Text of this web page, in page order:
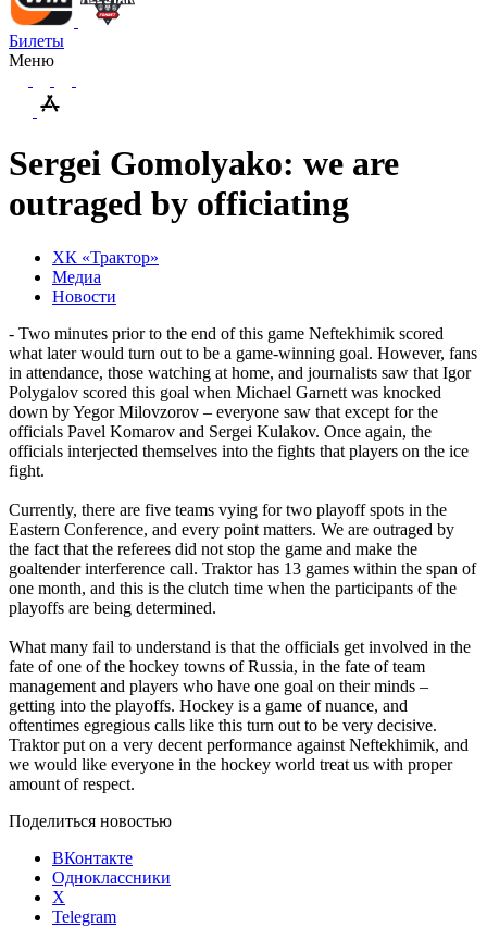
Билеты
Меню
Sergei Gomolyako: we are
outraged by officiating
ХК «Трактор»
Медиа
Новости
- Two minutes prior to the end of this game Neftekhimik scored
what later would turn out to be a game-winning goal. However, fans
in attendance, those watching at home, and journalists saw that Igor
Polygalov scored this goal when Michael Garnett was knocked
down by Yegor Milovzorov – everyone saw that except for the
officials Pavel Komarov and Sergei Kulakov. Once again, the
officials interjected themselves into the fights that players on the ice
fight.
Currently, there are five teams vying for two playoff spots in the
Eastern Conference, and every point matters. We are outraged by
the fact that the referees did not stop the game and make the
goaltender interference call. Traktor has 13 games within the span of
one month, and this is the clutch time when the participants of the
playoffs are being determined.
What many fail to understand is that the officials get involved in the
fate of one of the hockey towns of Russia, in the fate of team
management and players who have one goal on their minds –
getting into the playoffs. Hockey is a game of nuance, and
oftentimes egregious calls like this turn out to be very decisive.
Traktor put on a very decent performance against Neftekhimik, and
we would like everyone in the hockey world treat us with proper
amount of respect.
Поделиться новостью
ВКонтакте
Одноклассники
X
Telegram